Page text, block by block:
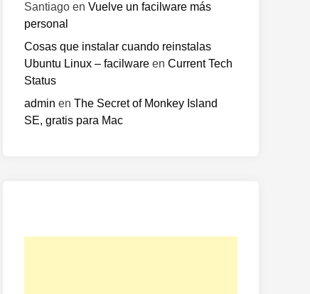
Santiago en Vuelve un facilware más
personal
Cosas que instalar cuando reinstalas
Ubuntu Linux – facilware en Current Tech
Status
admin en The Secret of Monkey Island
SE, gratis para Mac